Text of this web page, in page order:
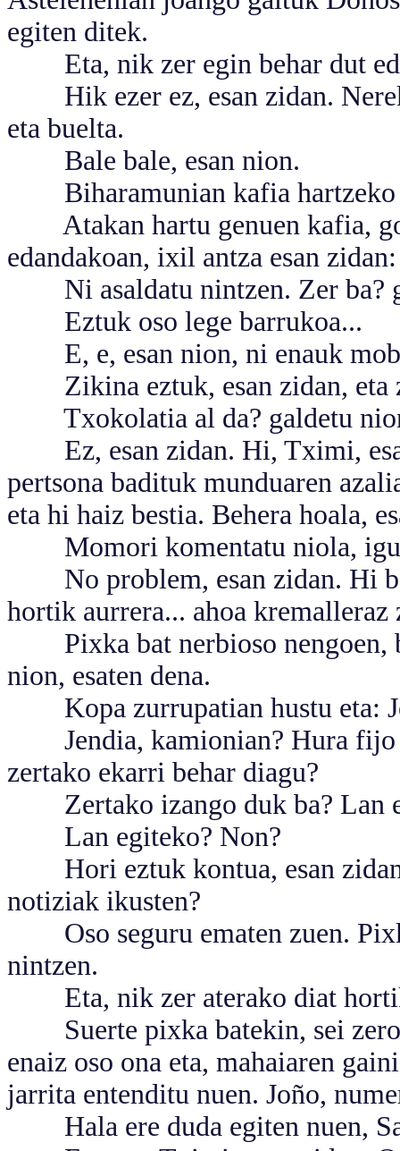
egiten ditek.
Eta, nik zer egin behar dut
Hik ezer ez, esan zidan.
eta buelta.
Bale bale, esan nion.
Biharamunian kafia hartzeko
Atakan hartu genuen kafia,
edandakoan, ixil antza esan
Ni asaldatu nintzen. Zer ba?
Eztuk oso lege barrukoa...
E, e, esan nion, ni enauk
Zikina eztuk, esan zidan, eta
Txokolatia al da? galdetu
Ez, esan zidan. Hi, Tximi,
pertsona badituk munduaren
eta hi haiz bestia. Behera hoala,
Momori komentatu niola,
No problem, esan zidan. Hi
hortik aurrera... ahoa kremalleraz
Pixka bat nerbioso nengoen,
nion, esaten dena.
Kopa zurrupatian hustu eta:
Jendia, kamionian? Hura fijo
zertako ekarri behar diagu?
Zertako izango duk ba? Lan
Lan egiteko? Non?
Hori eztuk kontua, esan
notiziak ikusten?
Oso seguru ematen zuen.
nintzen.
Eta, nik zer aterako diat
Suerte pixka batekin, sei
enaiz oso ona eta, mahaiaren
jarrita entenditu nuen. Joño,
Hala ere duda egiten nuen,